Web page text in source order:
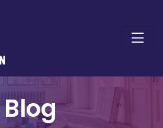
Blog